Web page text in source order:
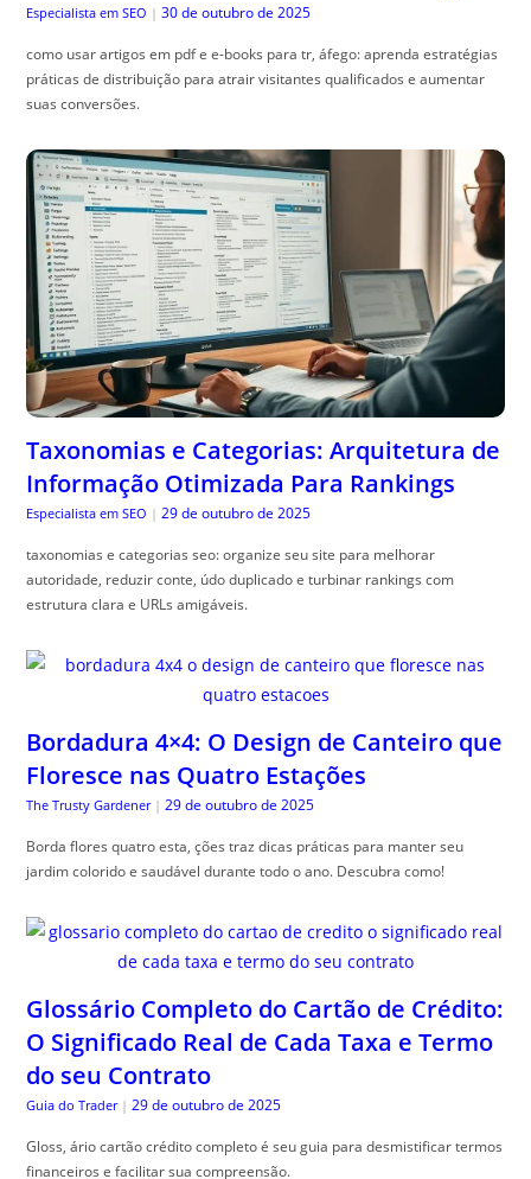
Especialista em SEO | 30 de outubro de 2025
como usar artigos em pdf e e-books para tr, áfego: aprenda estratégias
práticas de distribuição para atrair visitantes qualificados e aumentar
suas conversões.
Taxonomias e Categorias: Arquitetura de
Informação Otimizada Para Rankings
Especialista em SEO | 29 de outubro de 2025
taxonomias e categorias seo: organize seu site para melhorar
autoridade, reduzir conte, údo duplicado e turbinar rankings com
estrutura clara e URLs amigáveis.
Bordadura 4×4: O Design de Canteiro que
Floresce nas Quatro Estações
The Trusty Gardener | 29 de outubro de 2025
Borda flores quatro esta, ções traz dicas práticas para manter seu
jardim colorido e saudável durante todo o ano. Descubra como!
Glossário Completo do Cartão de Crédito:
O Significado Real de Cada Taxa e Termo
do seu Contrato
Guia do Trader | 29 de outubro de 2025
Gloss, ário cartão crédito completo é seu guia para desmistificar termos
financeiros e facilitar sua compreensão.